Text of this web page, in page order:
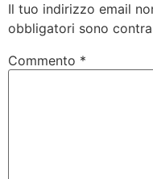
Il tuo indirizzo email
obbligatori sono
Commento *